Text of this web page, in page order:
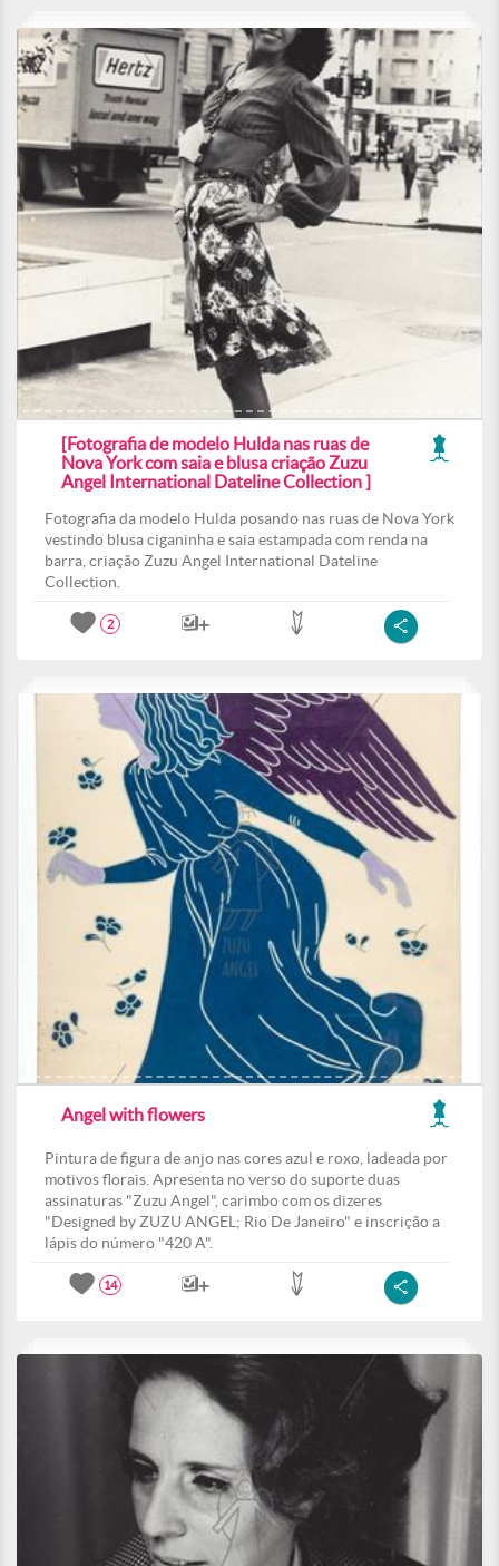
[Fotografia de modelo Hulda nas ruas de
Nova York com saia e blusa criação Zuzu
Angel International Dateline Collection ]
Fotografia da modelo Hulda posando nas ruas de Nova York
vestindo blusa ciganinha e saia estampada com renda na
barra, criação Zuzu Angel International Dateline
Collection.
2
Angel with flowers
Pintura de figura de anjo nas cores azul e roxo, ladeada por
motivos florais. Apresenta no verso do suporte duas
assinaturas "Zuzu Angel", carimbo com os dizeres
"Designed by ZUZU ANGEL; Rio De Janeiro" e inscrição a
lápis do número "420 A".
14